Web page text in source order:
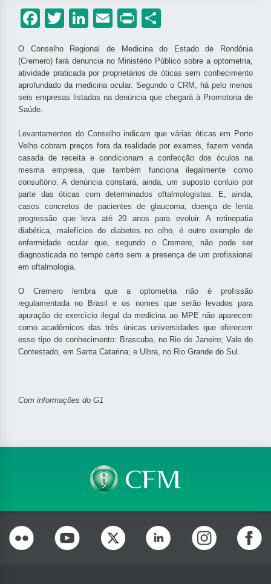
Facebook
Twitter
LinkedIn
Email
Print
O Conselho Regional de Medicina do Estado de Rondônia
(Cremero) fará denuncia no Ministério Público sobre a optometria,
atividade praticada por proprietários de óticas sem conhecimento
aprofundado da medicina ocular. Segundo o CRM, há pelo menos
seis empresas listadas na denúncia que chegará à Promotoria de
Saúde.
Levantamentos do Conselho indicam que várias óticas em Porto
Velho cobram preços fora da realidade por exames, fazem venda
casada de receita e condicionam a confecção dos óculos na
mesma empresa, que também funciona ilegalmente como
consultório. A denúncia constará, ainda, um suposto conluio por
parte das óticas com determinados oftalmologistas. E, ainda,
casos concretos de pacientes de glaucoma, doença de lenta
progressão que leva até 20 anos para evoluir. A retinopatia
diabética, malefícios do diabetes no olho, é outro exemplo de
enfermidade ocular que, segundo o Cremero, não pode ser
diagnosticada no tempo certo sem a presença de um profissional
em oftalmologia.
O Cremero lembra que a optometria não é profissão
regulamentada no Brasil e os nomes que serão levados para
apuração de exercício ilegal da medicina ao MPE não aparecem
como acadêmicos das três únicas universidades que oferecem
esse tipo de conhecimento: Brascuba, no Rio de Janeiro; Vale do
Contestado, em Santa Catarina; e Ulbra, no Rio Grande do Sul.
Com informações do G1